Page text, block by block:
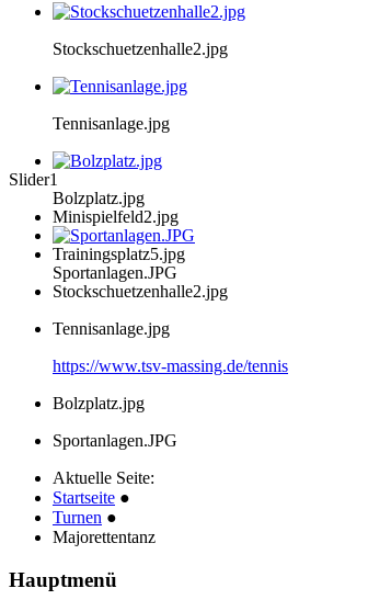
Stockschuetzenhalle2.jpg
Tennisanlage.jpg
Bolzplatz.jpg
Sportanlagen.JPG
Slider1
Minispielfeld2.jpg
Trainingsplatz5.jpg
Stockschuetzenhalle2.jpg
Tennisanlage.jpg
https://www.tsv-massing.de/tennis
Bolzplatz.jpg
Sportanlagen.JPG
Aktuelle Seite:
Startseite ●
Turnen ●
Majorettentanz
Hauptmenü